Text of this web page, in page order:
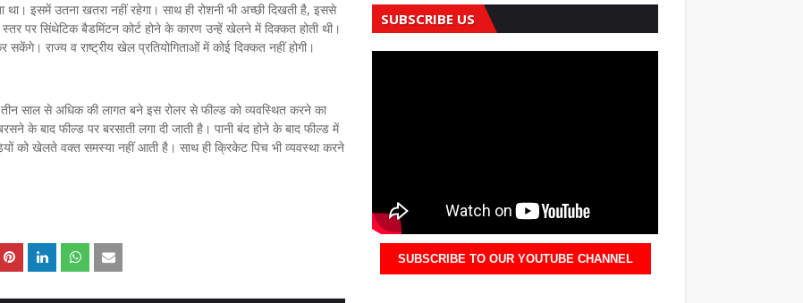
इसमें उतना खतरा नहीं रहेगा। साथ ही रोशनी भी अच्छी दिखती है, इससे
पर सिंथेटिक बैडमिंटन कोर्ट होने के कारण उन्हें खेलने में दिक्कत होती थी।
राज्य व राष्ट्रीय खेल प्रतियोगिताओं में कोई दिक्कत नहीं होगी।
तीन साल से अधिक की लागत बने इस रोलर से फील्ड को व्यवस्थित करने का
के बाद फील्ड पर बरसाती लगा दी जाती है। पानी बंद होने के बाद फील्ड में
को खेलते वक्त समस्या नहीं आती है। साथ ही क्रिकेट पिच भी व्यवस्था करने
SUBSCRIBE US
SUBSCRIBE TO OUR YOUTUBE CHANNEL